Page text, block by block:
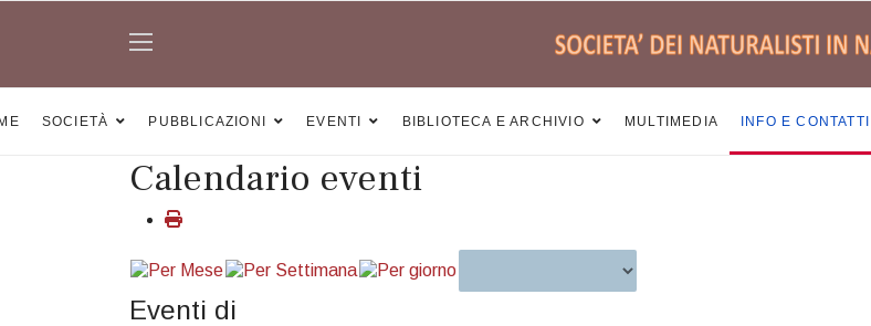
SOCIETÀ PUBBLICAZIONI EVENTI BIBLIOTECA E ARCHIVIO MULTIMEDIA INFO E CONTATTI
Calendario eventi
Eventi di